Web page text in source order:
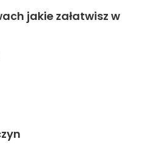
jakie załatwisz w